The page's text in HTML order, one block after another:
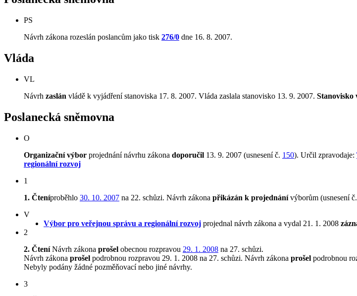
PS
Návrh zákona rozeslán poslancům jako tisk 276/0 dne 16. 8. 2007.
Vláda
VL
Návrh zaslán vládě k vyjádření stanoviska 17. 8. 2007. Vláda zaslala stanovisko 13. 9. 2007. Stanovisko
Poslanecká sněmovna
O
Organizační výbor projednání návrhu zákona doporučil 13. 9. 2007 (usnesení č. 150). Určil zpravodaje:
regionální rozvoj
1
1. Čteníproběhlo 30. 10. 2007 na 22. schůzi. Návrh zákona přikázán k projednánívýborům (usnesení č.
V
Výbor pro veřejnou správu a regionální rozvoj projednal návrh zákona a vydal 21. 1. 2008
2
2. ČteníNávrh zákona prošel obecnou rozpravou 29. 1. 2008 na 27. schůzi.
Návrh zákona prošel podrobnou rozpravou 29. 1. 2008 na 27. schůzi. Návrh zákona prošel podrobnou
Nebyly podány žádné pozměňovací nebo jiné návrhy.
3